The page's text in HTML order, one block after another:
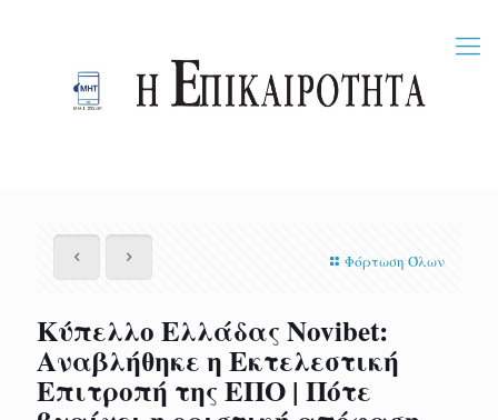
Φόρτωση Όλων
Κύπελλο Ελλάδας Novibet:
Αναβλήθηκε η Εκτελεστική
Επιτροπή της ΕΠΟ | Πότε